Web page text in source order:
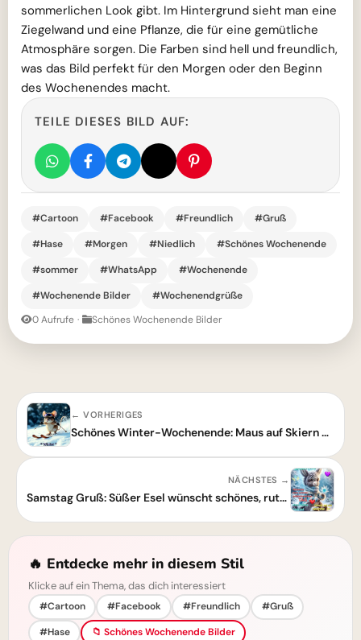
sommerlichen Look gibt. Im Hintergrund sieht man eine
Ziegelwand und eine Pflanze, die für eine gemütliche
Atmosphäre sorgen. Die Farben sind hell und freundlich,
was das Bild perfekt für den Morgen oder den Beginn
des Wochenendes macht.
TEILE DIESES BILD AUF:
#Cartoon #Facebook #Freundlich
#Gruß
#Hase
#Morgen #Niedlich
#Schönes Wochenende
#sommer
#WhatsApp
#Wochenende
#Wochenende Bilder
#Wochenendgrüße
0 Aufrufe · Schönes Wochenende Bilder
← VORHERIGES
Schönes Winter-Wochenende: Maus auf Skiern bereit für Spaß im Schnee!
NÄCHSTES →
Samstag Gruß: Süßer Esel wünscht schönes, rutschfreies Wochenende
🔥 Entdecke mehr in diesem Stil
Klicke auf ein Thema, das dich interessiert
#Cartoon #Facebook #Freundlich
#Gruß
#Hase
📁 Schönes Wochenende Bilder